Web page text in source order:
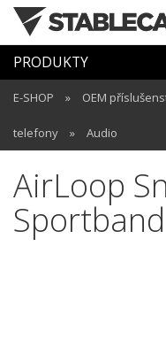
PRODUKTY
E-SHOP » OEM
telefony » Audio
AirLoop
Sportband